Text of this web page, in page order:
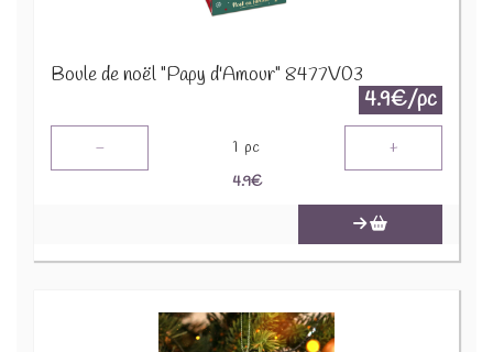
Boule de noël "Papy d'Amour" 8477V03
4.9€/pc
- 1 pc +
4.9€